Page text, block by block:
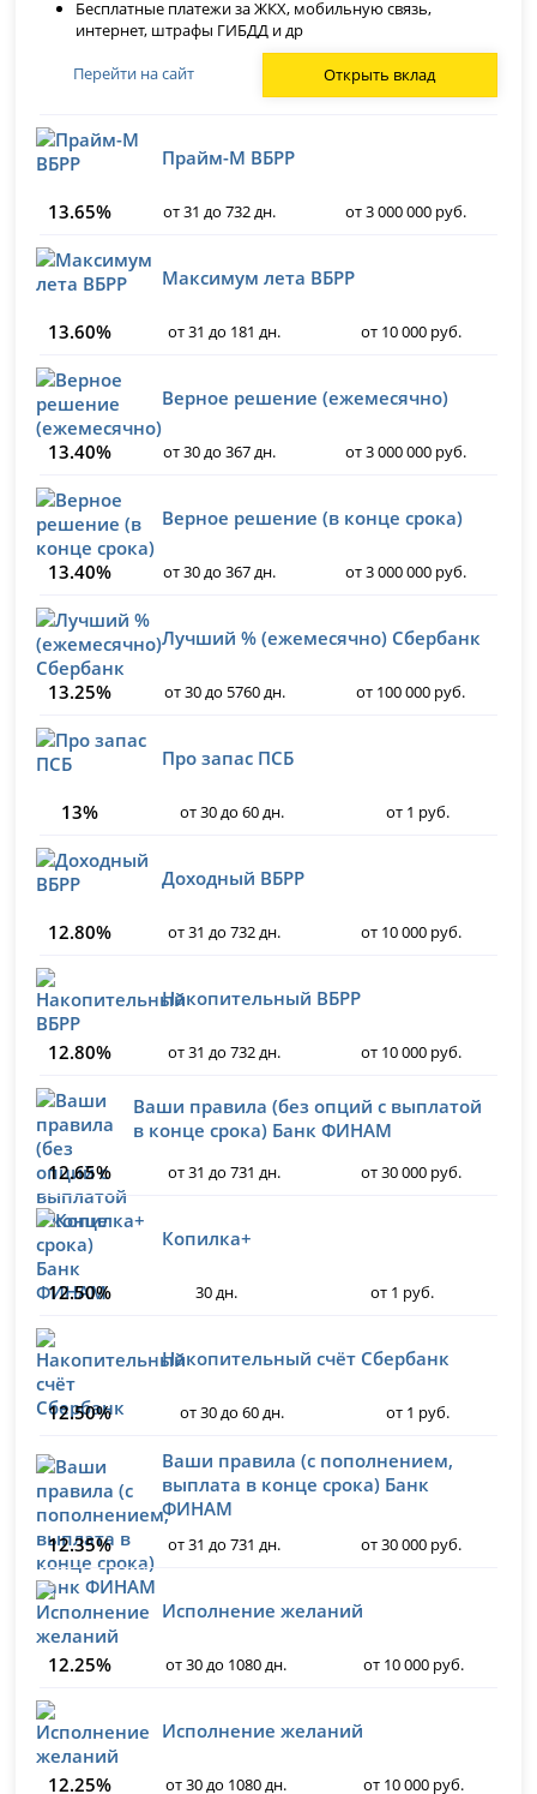
Бесплатные платежи за ЖКХ, мобильную связь,
интернет, штрафы ГИБДД и др
Перейти на сайт
Открыть вклад
Прайм-М ВБРР
13.65% от 31 до 732 дн. от 3 000 000 руб.
Максимум лета ВБРР
13.60% от 31 до 181 дн. от 10 000 руб.
Верное решение (ежемесячно)
13.40% от 30 до 367 дн. от 3 000 000 руб.
Верное решение (в конце срока)
13.40% от 30 до 367 дн. от 3 000 000 руб.
Лучший % (ежемесячно) Сбербанк
13.25% от 30 до 5760 дн. от 100 000 руб.
Про запас ПСБ
13% от 30 до 60 дн. от 1 руб.
Доходный ВБРР
12.80% от 31 до 732 дн. от 10 000 руб.
Накопительный ВБРР
12.80% от 31 до 732 дн. от 10 000 руб.
Ваши правила (без опций с выплатой
в конце срока) Банк ФИНАМ
12.65%
от 31 до 731 дн. от 30 000 руб.
Копилка+
12.50% 30 дн. от 1 руб.
Накопительный счёт Сбербанк
12.50% от 30 до 60 дн. от 1 руб.
Ваши правила (с пополнением,
выплата в конце срока) Банк
ФИНАМ
12.35%
от 31 до 731 дн. от 30 000 руб.
Исполнение желаний
12.25% от 30 до 1080 дн. от 10 000 руб.
Исполнение желаний
12.25% от 30 до 1080 дн. от 10 000 руб.